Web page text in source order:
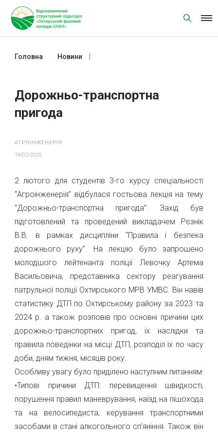
content
Головна Новини
Дорожньо-транспортна
пригода
АГРОІНЖЕНЕРІЯ
19/02/2025
2 лютого для студентів 3-го курсу спеціальності
“Агроінженерія” відбулася гостьова лекція на тему
“Дорожньо-транспортна пригода”. Захід був
підготовлений та проведений викладачем Рєзнік
В.В. в рамках дисципліни “Правила і безпека
дорожнього руху”. На лекцію було запрошено
молодшого лейтенанта поліції Левочку Артема
Васильовича, представника сектору реагування
патрульної поліції Охтирського МРВ УМВС. Він навів
статистику ДТП по Охтирському району за 2023 та
2024 р. а також розповів про основні причини цих
дорожньо-транспортних пригод, їх наслідки та
правила поведінки на місці ДТП, розподіл їх по часу
доби, дням тижня, місяців року.
Особливу увагу було приділено наступним питанням:
•Типові причини ДТП: перевищення швидкості,
порушення правил маневрування, наїзд на пішохода
та на велосипедиста, керування транспортними
засобами в стані алкогольного сп’яніння. Також він